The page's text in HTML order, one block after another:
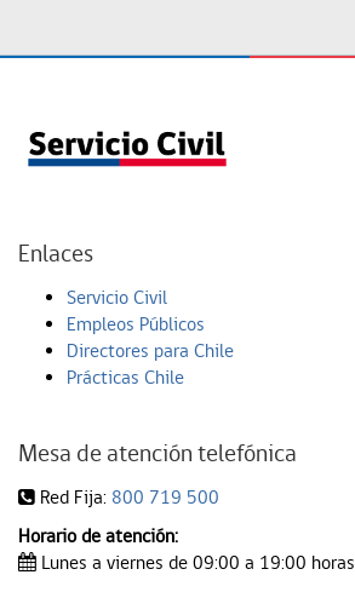
Enlaces
Servicio Civil
Empleos Públicos
Directores para Chile
Prácticas Chile
Mesa de atención telefónica
Red Fija: 800 719 500
Horario de atención:
Lunes a viernes de 09:00 a 19:00 horas